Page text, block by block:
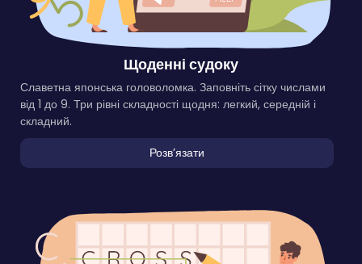
Щоденні судоку
Славетна японська головоломка. Заповніть сітку числами
від 1 до 9. Три рівні складності щодня: легкий, середній і
складний.
Розвʼязати